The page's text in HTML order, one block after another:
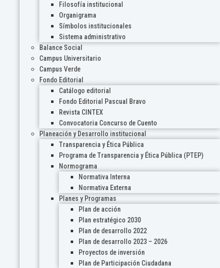
Filosofía institucional
Organigrama
Símbolos institucionales
Sistema administrativo
Balance Social
Campus Universitario
Campus Verde
Fondo Editorial
Catálogo editorial
Fondo Editorial Pascual Bravo
Revista CINTEX
Convocatoria Concurso de Cuento
Planeación y Desarrollo institucional
Transparencia y Ética Pública
Programa de Transparencia y Ética Pública (PTEP)
Normograma
Normativa Interna
Normativa Externa
Planes y Programas
Plan de acción
Plan estratégico 2030
Plan de desarrollo 2022
Plan de desarrollo 2023 – 2026
Proyectos de inversión
Plan de Participación Ciudadana